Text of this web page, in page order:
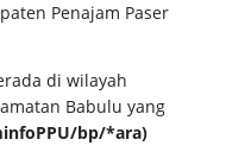
Penajam Paser
di wilayah
Babulu yang
bp/*ara)